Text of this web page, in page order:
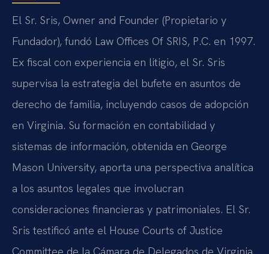
El Sr. Sris, Owner and Founder (Propietario y
Fundador), fundó Law Offices Of SRIS, P.C. en 1997.
Ex fiscal con experiencia en litigio, el Sr. Sris
supervisa la estrategia del bufete en asuntos de
derecho de familia, incluyendo casos de adopción
en Virginia. Su formación en contabilidad y
sistemas de información, obtenida en George
Mason University, aporta una perspectiva analítica
a los asuntos legales que involucran
consideraciones financieras y patrimoniales. El Sr.
Sris testificó ante el House Courts of Justice
Committee de la Cámara de Delegados de Virginia